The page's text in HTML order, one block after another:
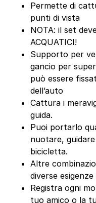
Permette di
punti di vista
NOTA: il set
ACQUATICI!
Supporto per
gancio per
può essere
dell’auto
Cattura i
guida.
Puoi portarlo
nuotare,
bicicletta.
Altre
diverse
Registra ogni
tuo amico o la